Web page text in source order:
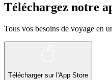
Téléchargez notre
Tous vos besoins de voyage en
Télécharger sur l'App Store